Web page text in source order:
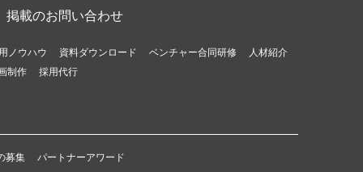
掲載のお問い合わせ
ノウハウ 資料ダウンロード ベンチャー合同研修
人材紹介
制作
採用代行
募集 パートナーアワード